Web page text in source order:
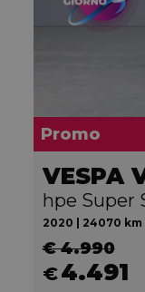
Promo
VESPA
hpe Super
2020 | 24070 km
€ 4.990
€4.491